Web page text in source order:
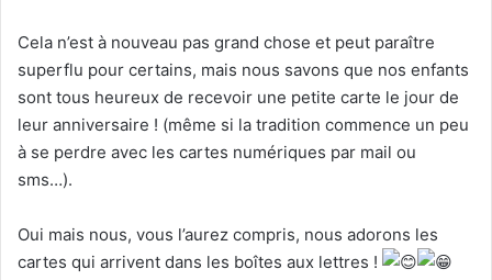
Cela n’est à nouveau pas grand chose et peut paraître
superflu pour certains, mais nous savons que nos enfants
sont tous heureux de recevoir une petite carte le jour de
leur anniversaire ! (même si la tradition commence un peu
à se perdre avec les cartes numériques par mail ou
sms…).
Oui mais nous, vous l’aurez compris, nous adorons les
cartes qui arrivent dans les boîtes aux lettres !